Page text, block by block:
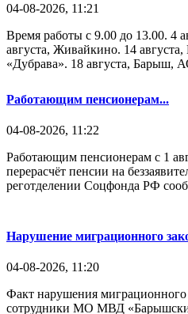
04-08-2026, 11:21
Время работы с 9.00 до 13.00. 4
августа, Живайкино. 14
«Дубрава». 18 августа, Барыш,
Работающим пенсионерам...
04-08-2026, 11:22
Работающим пенсионерам с 1
перерасчёт пенсии на
реготделении Соцфонда РФ
Нарушение миграционного
04-08-2026, 11:20
Факт нарушения миграционного
сотрудники МО МВД